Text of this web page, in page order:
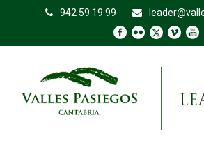
942 59 19 99